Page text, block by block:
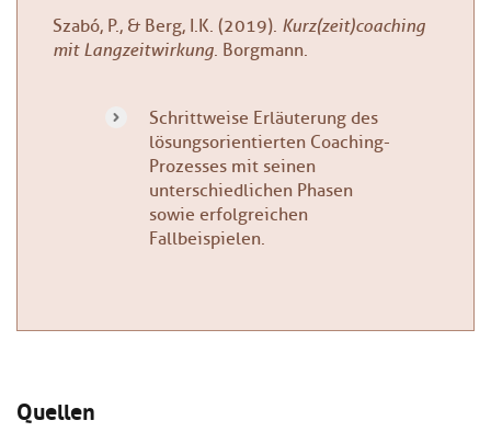
Szabó, P., & Berg, I.K. (2019). Kurz(zeit)coaching
mit Langzeitwirkung. Borgmann.
Schrittweise Erläuterung des
lösungsorientierten Coaching-
Prozesses mit seinen
unterschiedlichen Phasen
sowie erfolgreichen
Fallbeispielen.
Quellen